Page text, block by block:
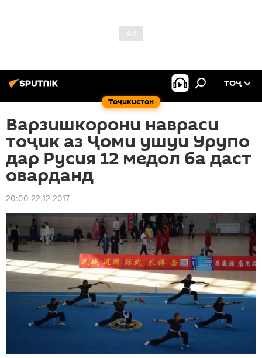
Тоҷикистон
ТОҶ
Варзишкорони навраси
тоҷик аз Ҷоми ушуи Урупо
дар Русия 12 медол ба даст
оварданд
20:00 22.12.2017